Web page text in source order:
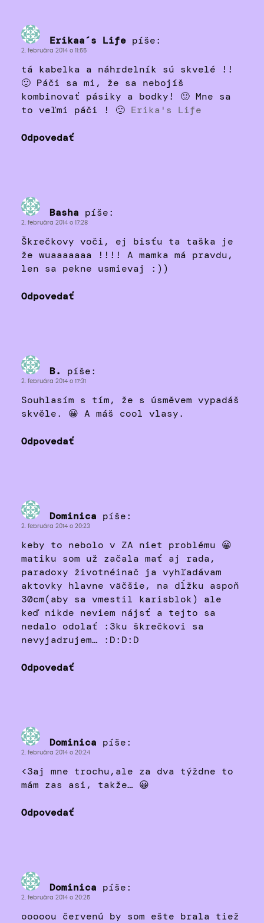
Erikaa´s Life píše:
2. februára 2014 o 11:55
tá kabelka a náhrdelník sú skvelé !!
🙂 Páči sa mi, že sa nebojíš
kombinovať pásiky a bodky! 🙂 Mne sa
to veľmi páči ! 🙂 Erika's Life
Odpovedať
Basha píše:
2. februára 2014 o 17:28
Škrečkovy voči, ej bisťu ta taška je
že wuaaaaaaa !!!! A mamka má pravdu,
len sa pekne usmievaj :))
Odpovedať
B. píše:
2. februára 2014 o 17:31
Souhlasím s tím, že s úsměvem vypadáš
skvěle. 😀 A máš cool vlasy.
Odpovedať
Dominica píše:
2. februára 2014 o 20:23
keby to nebolo v ZA niet problému 😀
matiku som už začala mať aj rada,
paradoxy životnéinač ja vyhľadávam
aktovky hlavne väčšie, na dĺžku aspoň
30cm(aby sa vmestil karisblok) ale
keď nikde neviem nájsť a tejto sa
nedalo odolať :3ku škrečkovi sa
nevyjadrujem… :D:D:D
Odpovedať
Dominica píše:
2. februára 2014 o 20:24
<3aj mne trochu,ale za dva týždne to
mám zas asi, takže… 😀
Odpovedať
Dominica píše:
2. februára 2014 o 20:25
ooooou červenú by som ešte brala tiež